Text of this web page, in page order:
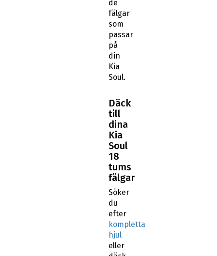
de
fälgar
som
passar
på
din
Kia
Soul.
Däck
till
dina
Kia
Soul
18
tums
fälgar
Söker
du
efter
kompletta
hjul
eller